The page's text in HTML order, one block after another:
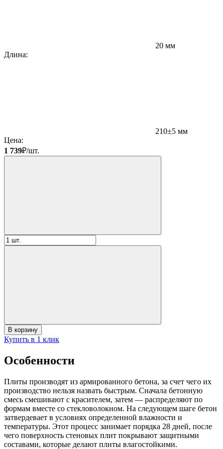
20 мм
Длина:
210±5 мм
Цена:
1 739₽/шт.
В корзину
Купить в 1 клик
Особенности
Плиты производят из армированного бетона, за счет чего их
производство нельзя назвать быстрым. Сначала бетонную
смесь смешивают с красителем, затем — распределяют по
формам вместе со стекловолокном. На следующем шаге бетон
затвердевает в условиях определенной влажности и
температуры. Этот процесс занимает порядка 28 дней, после
чего поверхность стеновых плит покрывают защитными
составами, которые делают плиты влагостойкими.